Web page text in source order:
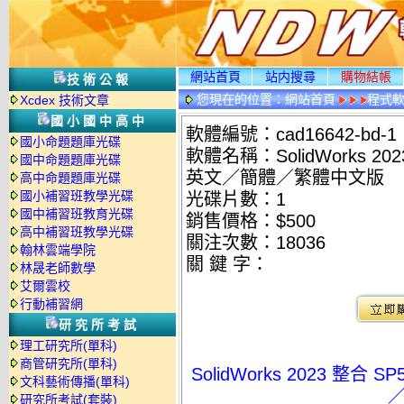
技術公報
Xcdex 技術文章
國小國中高中
國小命題題庫光碟
國中命題題庫光碟
高中命題題庫光碟
國小補習班教學光碟
國中補習班教育光碟
高中補習班教學光碟
翰林雲端學院
林晟老師數學
艾爾雲校
行動補習網
研究所考試
理工研究所(單科)
商管研究所(單科)
文科藝術傳播(單科)
研究所考試(套裝)
網站首頁 站内搜尋
購物結帳
您現在的位置：網站首頁 程式
軟體編號：cad16642-bd-1
軟體名稱：SolidWorks
英文／簡體／繁體中文版
光碟片數：1
銷售價格：$500
關注次數： 18036
關 鍵 字：
SolidWorks 2023 整合